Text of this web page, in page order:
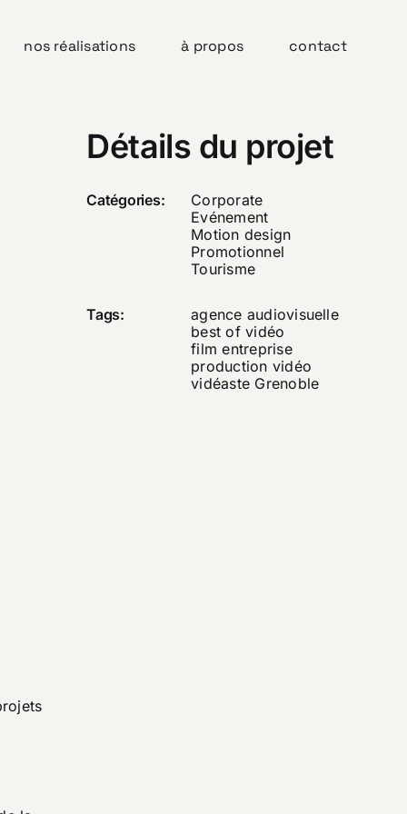
nos réalisations à propos contact
Détails du projet
Catégories:
Corporate
Evénement
Motion design
Promotionnel
Tourisme
Tags:
agence audiovisuelle
best of vidéo
film entreprise
production vidéo
vidéaste Grenoble